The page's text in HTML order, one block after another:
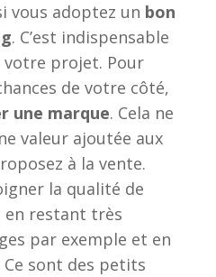
vous adoptez un bon
. C’est indispensable
votre projet. Pour
de votre côté,
une marque. Cela ne
valeur ajoutée aux
à la vente.
la qualité de
en restant très
par exemple et en
sont des petits